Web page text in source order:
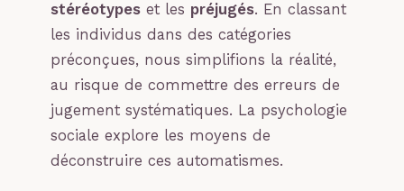
stéréotypes et les préjugés. En classant
les individus dans des catégories
préconçues, nous simplifions la réalité,
au risque de commettre des erreurs de
jugement systématiques. La psychologie
sociale explore les moyens de
déconstruire ces automatismes.